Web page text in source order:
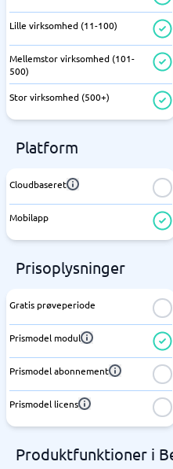
Lille virksomhed (11-100)
Mellemstor virksomhed (101-
500)
Stor virksomhed (500+)
Platform
Cloudbaseret
Mobilapp
Prisoplysninger
Gratis prøveperiode
Prismodel modul
Prismodel abonnement
Prismodel licens
Produktfunktioner i